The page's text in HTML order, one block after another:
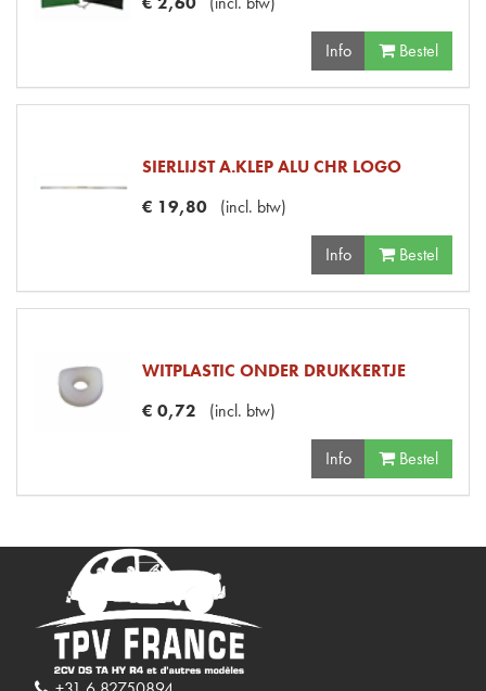
Info Bestel
SIERLIJST A.KLEP ALU CHR LOGO
€ 19,80 (incl. btw)
Info Bestel
WITPLASTIC ONDER DRUKKERTJE
€ 0,72 (incl. btw)
Info Bestel